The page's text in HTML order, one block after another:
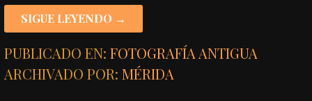
SIGUE LEYENDO →
PUBLICADO EN:FOTOGRAFÍA ANTIGUA
ARCHIVADO POR:MÉRIDA